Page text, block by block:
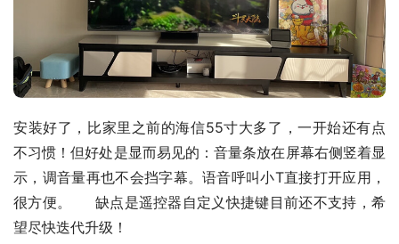
安装好了，比家里之前的海信55寸大多了，一开始还有点
不习惯！但好处是显而易见的：音量条放在屏幕右侧竖着显
示，调音量再也不会挡字幕。语音呼叫小T直接打开应用，
很方便。     缺点是遥控器自定义快捷键目前还不支持，希
望尽快迭代升级！